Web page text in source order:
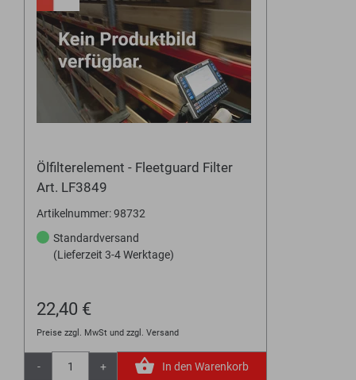
Ölfilterelement - Fleetguard Filter
Art. LF3849
Artikelnummer: 98732
Standardversand
(Lieferzeit 3-4 Werktage)
22,40 €
Preise zzgl. MwSt und zzgl. Versand
- + In den Warenkorb